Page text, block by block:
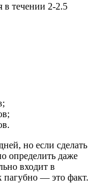
течении 2-2.5
но если сделать
определить даже
входит в
пагубно — это факт.